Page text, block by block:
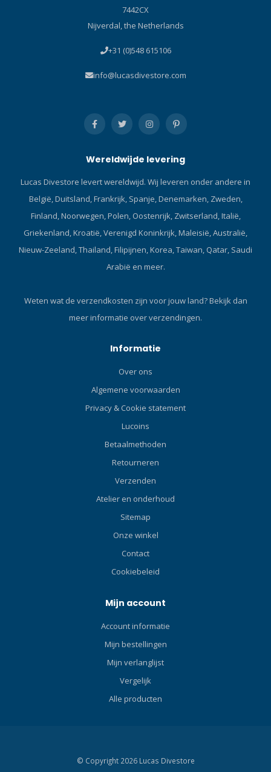
7442CX
Nijverdal, the Netherlands
+31 (0)548 615106
info@lucasdivestore.com
Wereldwijde levering
Lucas Divestore levert wereldwijd. Wij leveren onder andere in
België, Duitsland, Frankrijk, Spanje, Denemarken, Zweden,
Finland, Noorwegen, Polen, Oostenrijk, Zwitserland, Italië,
Griekenland, Kroatië, Verenigd Koninkrijk, Maleisië, Australië,
Nieuw-Zeeland, Thailand, Filipijnen, Korea, Taiwan, Qatar, Saudi
Arabië en meer.
Weten wat de verzendkosten zijn voor jouw land?Bekijk dan
meer informatie over verzendingen.
Informatie
Over ons
Algemene voorwaarden
Privacy & Cookie statement
Lucoins
Betaalmethoden
Retourneren
Verzenden
Atelier en onderhoud
Sitemap
Onze winkel
Contact
Cookiebeleid
Mijn account
Account informatie
Mijn bestellingen
Mijn verlanglijst
Vergelijk
Alle producten
© Copyright 2026 Lucas Divestore